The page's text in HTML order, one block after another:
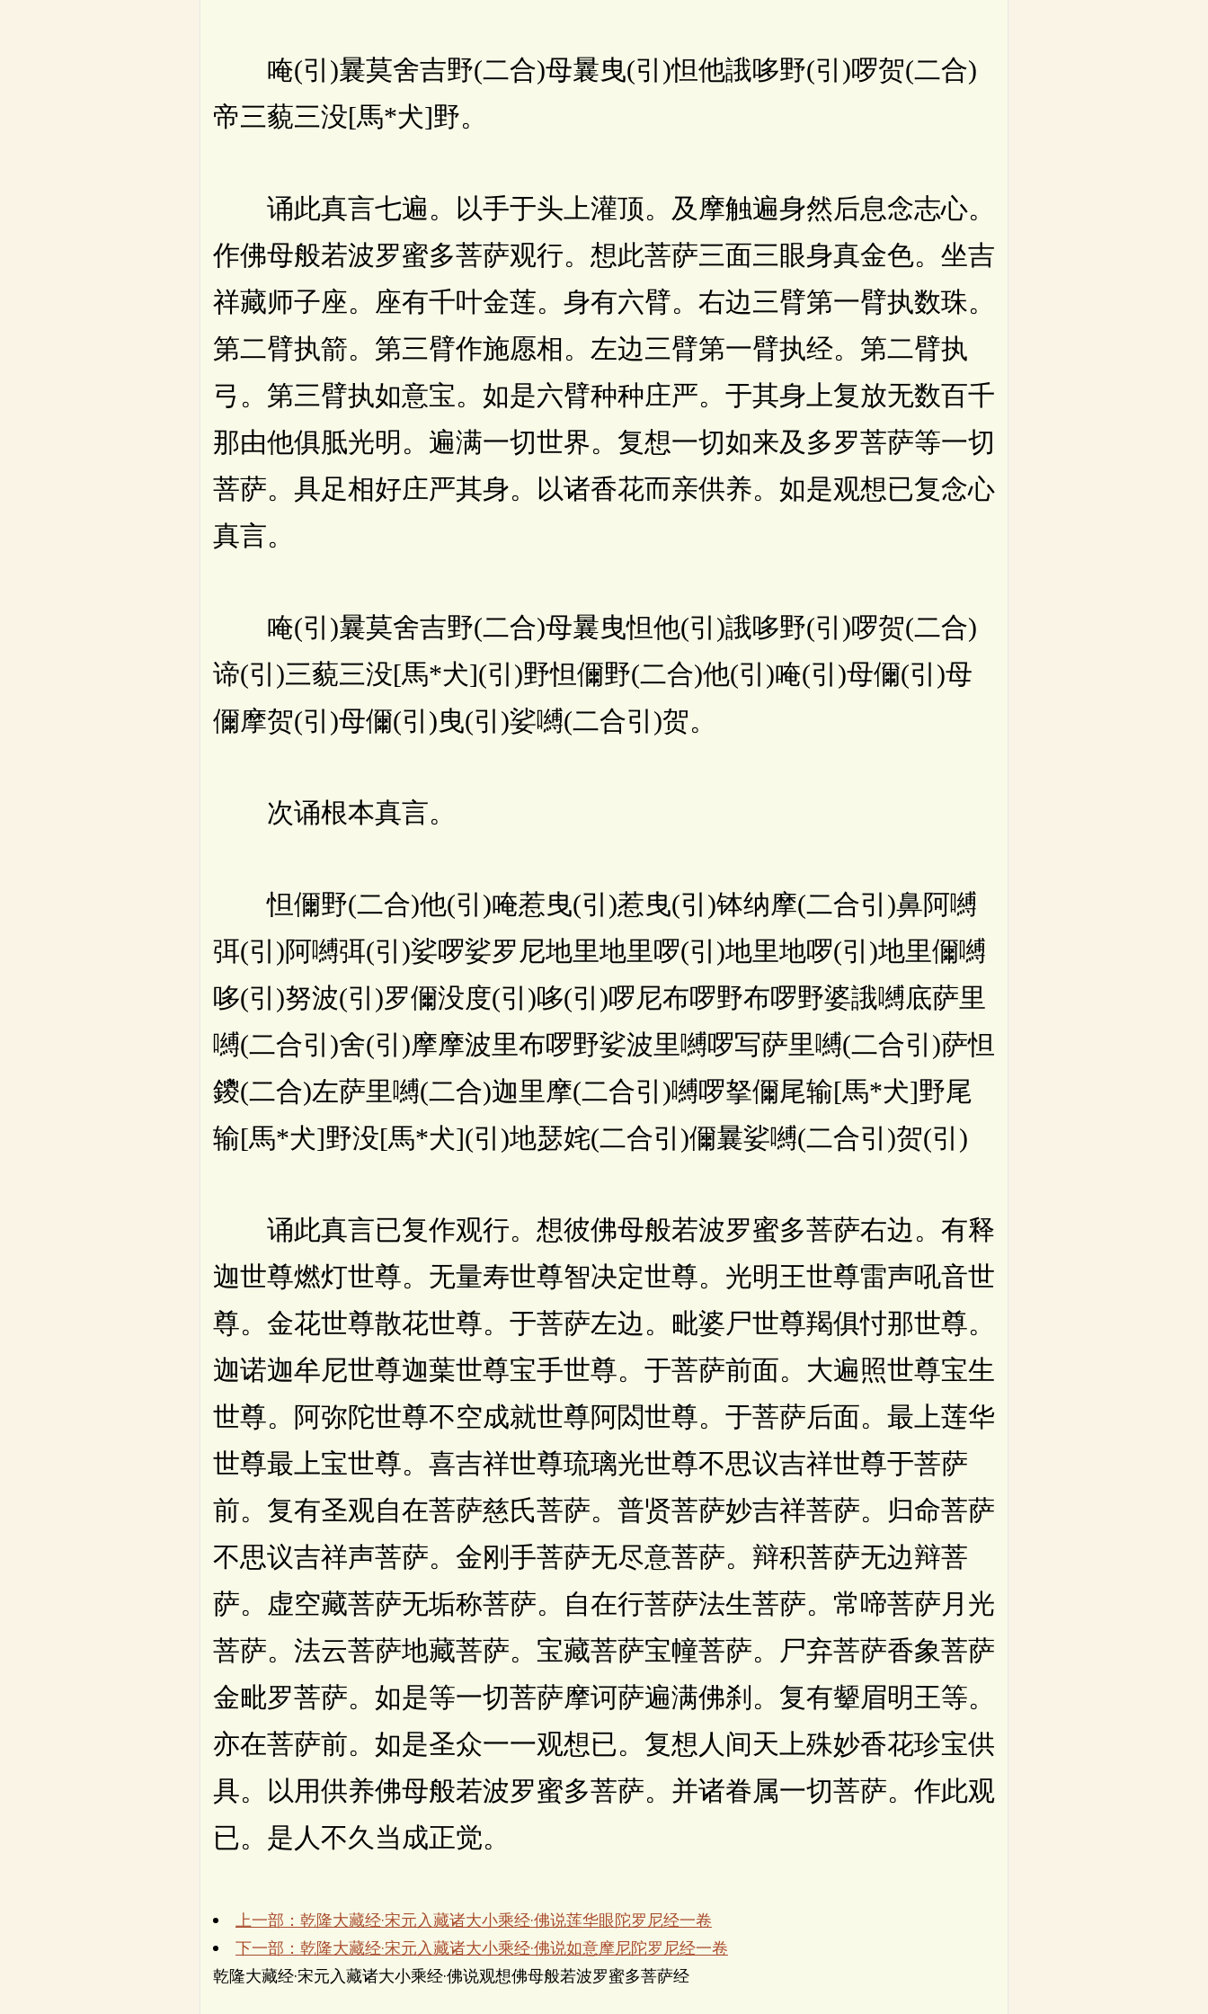
唵(引)曩莫舍吉野(二合)母曩曳(引)怛他誐哆野(引)啰贺(二合)
帝三藐三没[馬*犬]野。
诵此真言七遍。以手于头上灌顶。及摩触遍身然后息念志心。
作佛母般若波罗蜜多菩萨观行。想此菩萨三面三眼身真金色。坐吉
祥藏师子座。座有千叶金莲。身有六臂。右边三臂第一臂执数珠。
第二臂执箭。第三臂作施愿相。左边三臂第一臂执经。第二臂执
弓。第三臂执如意宝。如是六臂种种庄严。于其身上复放无数百千
那由他俱胝光明。遍满一切世界。复想一切如来及多罗菩萨等一切
菩萨。具足相好庄严其身。以诸香花而亲供养。如是观想已复念心
真言。
唵(引)曩莫舍吉野(二合)母曩曳怛他(引)誐哆野(引)啰贺(二合)
谛(引)三藐三没[馬*犬](引)野怛儞野(二合)他(引)唵(引)母儞(引)母
儞摩贺(引)母儞(引)曳(引)娑嚩(二合引)贺。
次诵根本真言。
怛儞野(二合)他(引)唵惹曳(引)惹曳(引)钵纳摩(二合引)鼻阿嚩
弭(引)阿嚩弭(引)娑啰娑罗尼地里地里啰(引)地里地啰(引)地里儞嚩
哆(引)努波(引)罗儞没度(引)哆(引)啰尼布啰野布啰野婆誐嚩底萨里
嚩(二合引)舍(引)摩摩波里布啰野娑波里嚩啰写萨里嚩(二合引)萨怛
鑁(二合)左萨里嚩(二合)迦里摩(二合引)嚩啰拏儞尾输[馬*犬]野尾
输[馬*犬]野没[馬*犬](引)地瑟姹(二合引)儞曩娑嚩(二合引)贺(引)
诵此真言已复作观行。想彼佛母般若波罗蜜多菩萨右边。有释
迦世尊燃灯世尊。无量寿世尊智决定世尊。光明王世尊雷声吼音世
尊。金花世尊散花世尊。于菩萨左边。毗婆尸世尊羯俱忖那世尊。
迦诺迦牟尼世尊迦葉世尊宝手世尊。于菩萨前面。大遍照世尊宝生
世尊。阿弥陀世尊不空成就世尊阿閦世尊。于菩萨后面。最上莲华
世尊最上宝世尊。喜吉祥世尊琉璃光世尊不思议吉祥世尊于菩萨
前。复有圣观自在菩萨慈氏菩萨。普贤菩萨妙吉祥菩萨。归命菩萨
不思议吉祥声菩萨。金刚手菩萨无尽意菩萨。辩积菩萨无边辩菩
萨。虚空藏菩萨无垢称菩萨。自在行菩萨法生菩萨。常啼菩萨月光
菩萨。法云菩萨地藏菩萨。宝藏菩萨宝幢菩萨。尸弃菩萨香象菩萨
金毗罗菩萨。如是等一切菩萨摩诃萨遍满佛刹。复有颦眉明王等。
亦在菩萨前。如是圣众一一观想已。复想人间天上殊妙香花珍宝供
具。以用供养佛母般若波罗蜜多菩萨。并诸眷属一切菩萨。作此观
已。是人不久当成正觉。
上一部：乾隆大藏经·宋元入藏诸大小乘经·佛说莲华眼陀罗尼经一卷
下一部：乾隆大藏经·宋元入藏诸大小乘经·佛说如意摩尼陀罗尼经一卷
乾隆大藏经·宋元入藏诸大小乘经·佛说观想佛母般若波罗蜜多菩萨经